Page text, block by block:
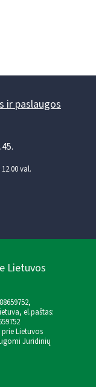
ir paslaugos
val.
Lietuvos
el.paštas:
Lietuvos
Juridinių